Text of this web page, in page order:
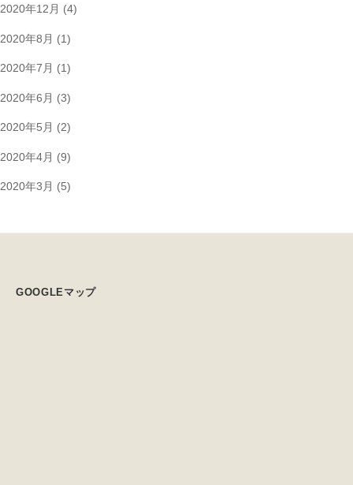
2020年12月 (4)
2020年8月 (1)
2020年7月 (1)
2020年6月 (3)
2020年5月 (2)
2020年4月 (9)
2020年3月 (5)
GOOGLEマップ